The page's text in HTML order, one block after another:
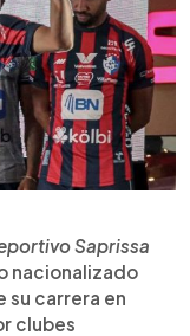
Saprissa
nacionalizado
su carrera en
clubes